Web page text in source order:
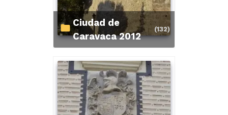
Ciudad de
Caravaca 2012
(132)